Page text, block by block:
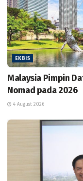
EKBIS
Malaysia Pimpin
Nomad pada 2026
4 August 2026